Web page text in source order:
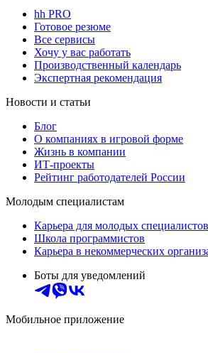
hh PRO
Готовое резюме
Все сервисы
Хочу у вас работать
Производственный календарь
Экспертная рекомендация
Новости и статьи
Блог
О компаниях в игровой форме
Жизнь в компании
ИТ-проекты
Рейтинг работодателей России
Молодым специалистам
Карьера для молодых специалистов
Школа программистов
Карьера в некоммерческих
Боты для уведомлений
Мобильное приложение